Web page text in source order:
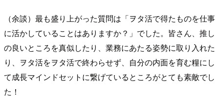
（余談）最も盛り上がった質問は「ヲタ活で得たものを仕事
に活かしていることはありますか？」でした。皆さん、推し
の良いところを真似したり、業務にあたる姿勢に取り入れた
り、ヲタ活をヲタ活で終わらせず、自分の内面を育む糧にし
て成長マインドセットに繋げているところがとても素敵でし
た！